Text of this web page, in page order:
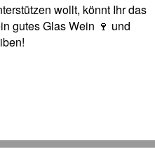
wollt, könnt Ihr das
gutes Glas Wein 🍷 und